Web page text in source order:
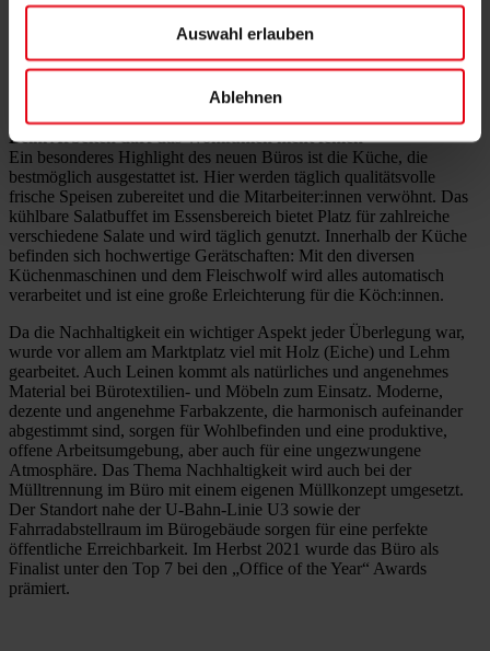
Auswahl erlauben
Ablehnen
Beim Arbeiten darf das Wohlfühlen nicht fehlen
Ein besonderes Highlight des neuen Büros ist die Küche, die
bestmöglich ausgestattet ist. Hier werden täglich qualitätsvolle
frische Speisen zubereitet und die Mitarbeiter:innen verwöhnt. Das
kühlbare Salatbuffet im Essensbereich bietet Platz für zahlreiche
verschiedene Salate und wird täglich genutzt. Innerhalb der Küche
befinden sich hochwertige Gerätschaften: Mit den diversen
Küchenmaschinen und dem Fleischwolf wird alles automatisch
verarbeitet und ist eine große Erleichterung für die Köch:innen.
Da die Nachhaltigkeit ein wichtiger Aspekt jeder Überlegung war,
wurde vor allem am Marktplatz viel mit Holz (Eiche) und Lehm
gearbeitet. Auch Leinen kommt als natürliches und angenehmes
Material bei Bürotextilien- und Möbeln zum Einsatz. Moderne,
dezente und angenehme Farbakzente, die harmonisch aufeinander
abgestimmt sind, sorgen für Wohlbefinden und eine produktive,
offene Arbeitsumgebung, aber auch für eine ungezwungene
Atmosphäre. Das Thema Nachhaltigkeit wird auch bei der
Mülltrennung im Büro mit einem eigenen Müllkonzept umgesetzt.
Der Standort nahe der U-Bahn-Linie U3 sowie der
Fahrradabstellraum im Bürogebäude sorgen für eine perfekte
öffentliche Erreichbarkeit. Im Herbst 2021 wurde das Büro als
Finalist unter den Top 7 bei den „Office of the Year“ Awards
prämiert.